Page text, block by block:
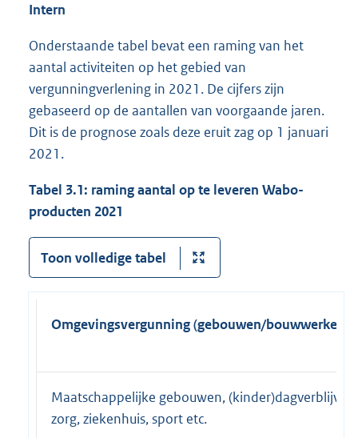
Intern
Onderstaande tabel bevat een raming van het
aantal activiteiten op het gebied van
vergunningverlening in 2021. De cijfers zijn
gebaseerd op de aantallen van voorgaande jaren.
Dit is de prognose zoals deze eruit zag op 1 januari
2021.
Tabel 3.1: raming aantal op te leveren Wabo-
producten 2021
Toon volledige tabel
Omgevingsvergunning (gebouwen/bouwwerken)
Maatschappelijke gebouwen,
zorg, ziekenhuis, sport etc.